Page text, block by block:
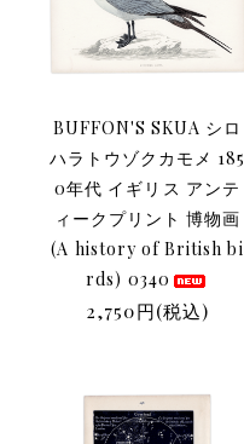
BUFFON'S SKUA シロ
ハラトウゾクカモメ 185
0年代 イギリス アンテ
ィークプリント 博物画
(A history of British bi
rds) 0340
2,750円(税込)